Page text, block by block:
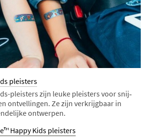
pleisters
pleisters zijn leuke pleisters voor snij‑
ontvellingen. Ze zijn verkrijgbaar in
ontwerpen.
Happy Kids pleisters